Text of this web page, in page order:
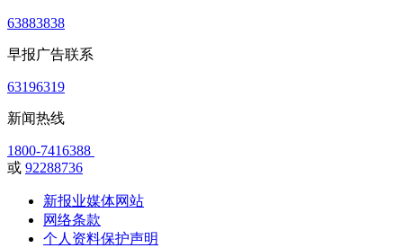
63883838
早报广告联系
63196319
新闻热线
1800-7416388
或 92288736
新报业媒体网站
网络条款
个人资料保护声明